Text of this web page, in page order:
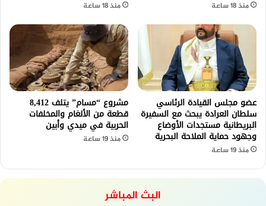
منذ 18 ساعة منذ 18 ساعة
عضو مجلس القيادة الرئاسي
سلطان العرادة يبحث مع السفيرة
البريطانية مستجدات الأوضاع
وجهود حماية الملاحة البحرية
منذ 19 ساعة
مشروع “مسام” يتلف 8,412
قطعة من الألغام والمخلفات
الحربية في ميدي وأبين
منذ 19 ساعة
البث المباشر